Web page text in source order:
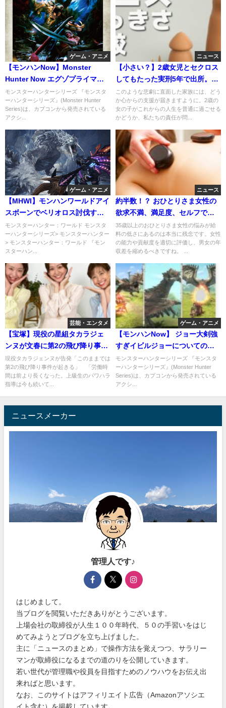
ゲーム・アニメ
【モンハンNow】Monster
Hunter Now エグゾプライマル -
コラボトレーラー
モンスターハンターシリーズ 『モンスタ
ーハンターシリーズ』(Monster Hunter
Series)は、カプコンから発売されている
アクシ...
ニュース
【小さい？】2歳女児とセクロス
してもたった実刑5年で出所。成
人のペニスが2歳児に挿入？
このような悲劇に直面した家族には、どう
か心からの支援が届きますように。2歳の
女の子がこれからの人生を普通に過ごせる
かどうか、私たちの責任が問...
ゲーム・アニメ
【MHWI】モンハンワールドアイ
スボーンでベリオロス討伐する
ぞおおおお！！！
モンスターハンター：ワールド モンスタ
ーハンターシリーズ> モンスターハンター
> モンスターハンター：ワールド 『モン
スターハン...
ニュース
約半数！？ おひとりさま女性の
欲求不満、満足度、セルフで解
消は？
35歳以上のおひとりさま女性の悩みが給
料の低さにあるのは本当に残念です。女性
の能力や貢献度を適切に評価し、男女の年
収差を縮めるべきですね。 ...
芸能・エンタメ
【宝塚】現役の星組タカラジェ
ンヌが文春に第2の飛び降り事件
が起きると予告した下級生の名
前は？
現役タカラジェンヌが告発「このままでは
第2の飛び降り事件が起きる」 「労働時
間は前より長くなった。上級生のパワハラ
指導は今も続いて...
ゲーム・アニメ
【モンハンNow】 ジョー大剣強
すぎイビルジョーについての法
則を徹底解説＆ガチ強い龍属性
大剣装備！
モンスターハンターシリーズ 『モンスタ
ーハンターシリーズ』(Monster Hunter
Series)は、カプコンから発売されている
アクシ...
ニュースメーカー
管理人です♪
はじめまして。
当ブログを閲覧いただきありがとうございます。
上場会社の取締役が人生１００年時代、５０の手習いをはじ
めてみようとブログを立ち上げました。
主に「ニュースのまとめ」で操作方法を覚えつつ、サラリー
マンが取締役になるまでの道のりを公開していきます。
若い世代が管理職や役員を目指すためのノウハウをお伝え出
来ればと思います。
なお、このサイトはアフィリエイト広告（Amazonアソシエ